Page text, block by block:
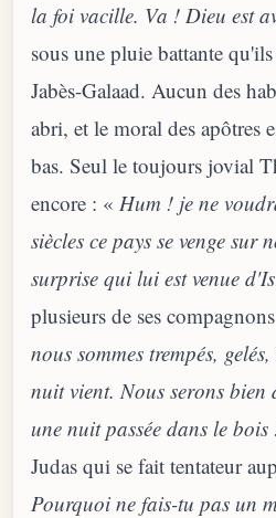
la foi vacille. Va ! Dieu est
sous une pluie battante
Jabès-Galaad. Aucun des
abri, et le moral des apôtres
bas. Seul le toujours jovial
encore : « Hum ! je ne
siècles ce pays se venge sur
surprise qui lui est venue
plusieurs de ses
nous sommes trempés,
nuit vient. Nous serons bien
une nuit passée dans le bois
Judas qui se fait tentateur
Pourquoi ne fais-tu pas un